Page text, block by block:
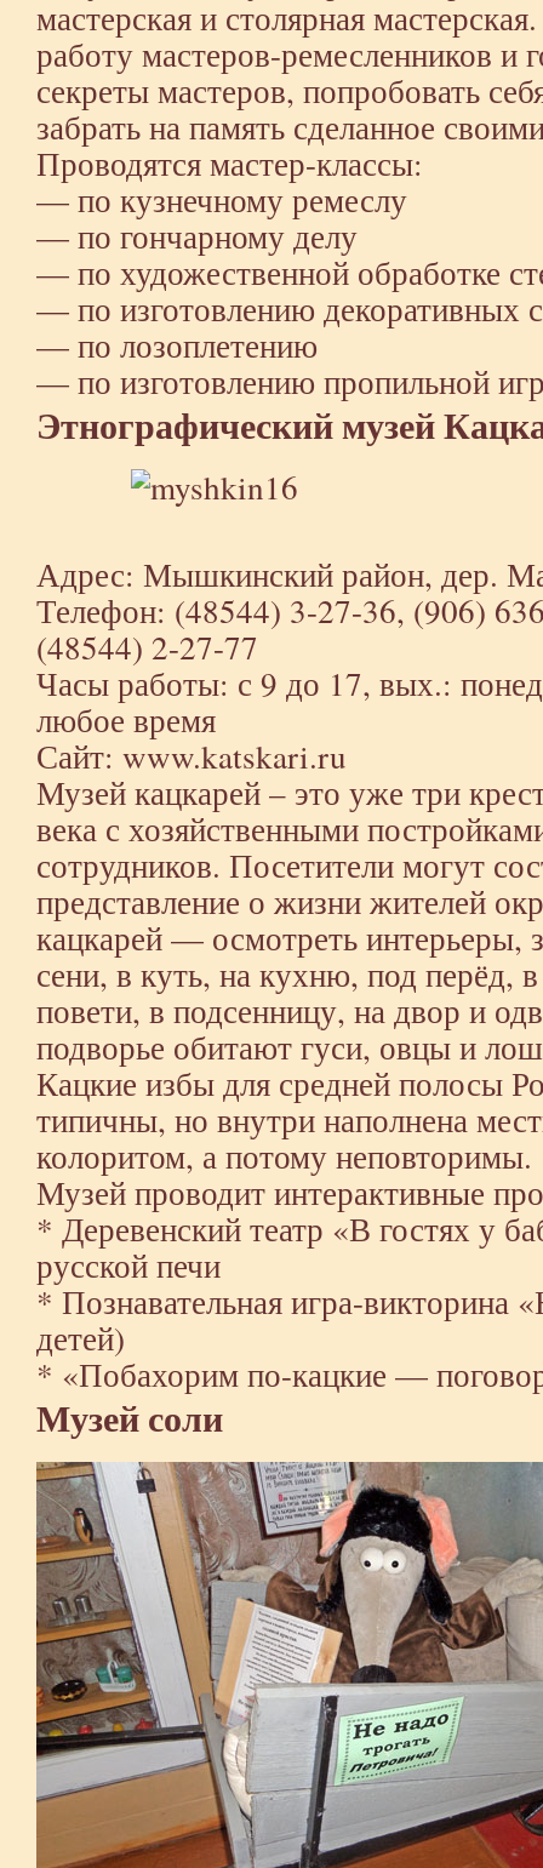
мастерская и столярная
работу мастеров-ремесленников и
секреты мастеров, попробовать
забрать на память сделанное
Проводятся мастер-классы:
— по кузнечному ремеслу
— по гончарному делу
— по художественной обработке
— по изготовлению декоративных
— по лозоплетению
— по изготовлению пропильной
Этнографический музей
Адрес: Мышкинский район, дер.
Телефон: (48544) 3-27-36, (906)
(48544) 2-27-77
Часы работы: с 9 до 17, вых.:
любое время
Сайт: www.katskari.ru
Музей кацкарей – это уже три
века с хозяйственными
сотрудников. Посетители могут
представление о жизни жителей
кацкарей — осмотреть интерьеры,
сени, в куть, на кухню, под перёд,
повети, в подсенницу, на двор и
подворье обитают гуси, овцы и
Кацкие избы для средней полосы
типичны, но внутри наполнена
колоритом, а потому неповторимы.
Музей проводит интерактивные
* Деревенский театр «В гостях у
русской печи
* Познавательная игра-викторина
детей)
* «Побахорим по-кацкие —
Музей соли